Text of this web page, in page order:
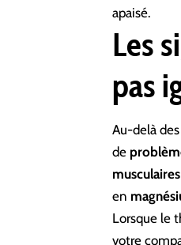
apaisé.
Les
pas
Au-delà
de
musculaires
en
Lorsque le
votre